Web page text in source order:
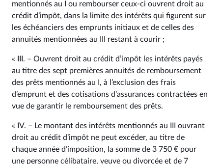
mentionnés au I ou rembourser ceux-ci ouvrent droit au
crédit d’impôt, dans la limite des intérêts qui figurent sur
les échéanciers des emprunts initiaux et de celles des
annuités mentionnées au III restant à courir ;
« III. – Ouvrent droit au crédit d’impôt les intérêts payés
au titre des sept premières annuités de remboursement
des prêts mentionnés au I, à l’exclusion des frais
d’emprunt et des cotisations d’assurances contractées en
vue de garantir le remboursement des prêts.
« IV. – Le montant des intérêts mentionnés au III ouvrant
droit au crédit d’impôt ne peut excéder, au titre de
chaque année d’imposition, la somme de 3 750 € pour
une personne célibataire, veuve ou divorcée et de 7